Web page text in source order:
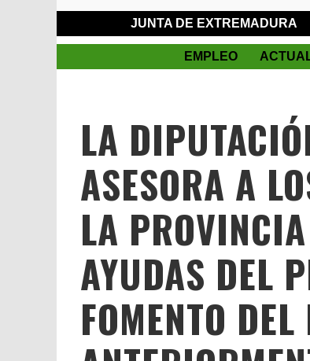
JUNTA DE EXTREMADURA
EMPLEO
LA
ASESORA A
LA
AYUDAS DEL
FOMENTO